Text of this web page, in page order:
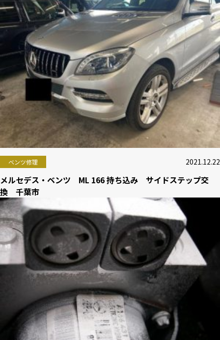
ベンツ修理 2021.12.22
メルセデス・ベンツ ML 166 持ち込み サイドステップ交
換 千葉市